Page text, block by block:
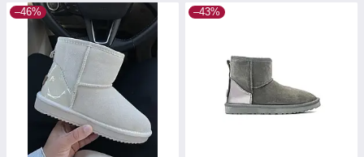
–46% –43%